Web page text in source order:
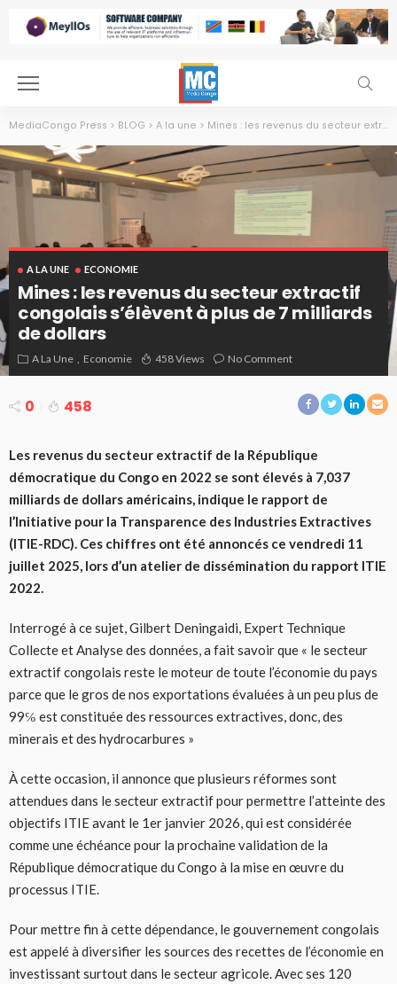
MediaCongo Press > BLOG > A la une > Mines : les revenus du secteur extractif congolais s’élèvent à plus de 7 milliards de dollars
A LA UNE ECONOMIE
Mines : les revenus du secteur extractif
congolais s’élèvent à plus de 7 milliards
de dollars
A La Une Economie 458 Views No Comment
0 458
Les revenus du secteur extractif de la République
démocratique du Congo en 2022 se sont élevés à 7,037
milliards de dollars américains, indique le rapport de
l’Initiative pour la Transparence des Industries Extractives
(ITIE-RDC). Ces chiffres ont été annoncés ce vendredi 11
juillet 2025, lors d’un atelier de dissémination du rapport ITIE
2022.
Interrogé à ce sujet, Gilbert Deningaidi, Expert Technique
Collecte et Analyse des données, a fait savoir que « le secteur
extractif congolais reste le moteur de toute l’économie du pays
parce que le gros de nos exportations évaluées à un peu plus de
99℅ est constituée des ressources extractives, donc, des
minerais et des hydrocarbures »
À cette occasion, il annonce que plusieurs réformes sont
attendues dans le secteur extractif pour permettre l’atteinte des
objectifs ITIE avant le 1er janvier 2026, qui est considérée
comme une échéance pour la prochaine validation de la
République démocratique du Congo à la mise en œuvre du
processus ITIE.
Pour mettre fin à cette dépendance, le gouvernement congolais
est appelé à diversifier les sources des recettes de l’économie en
investissant surtout dans le secteur agricole. Avec ses 120